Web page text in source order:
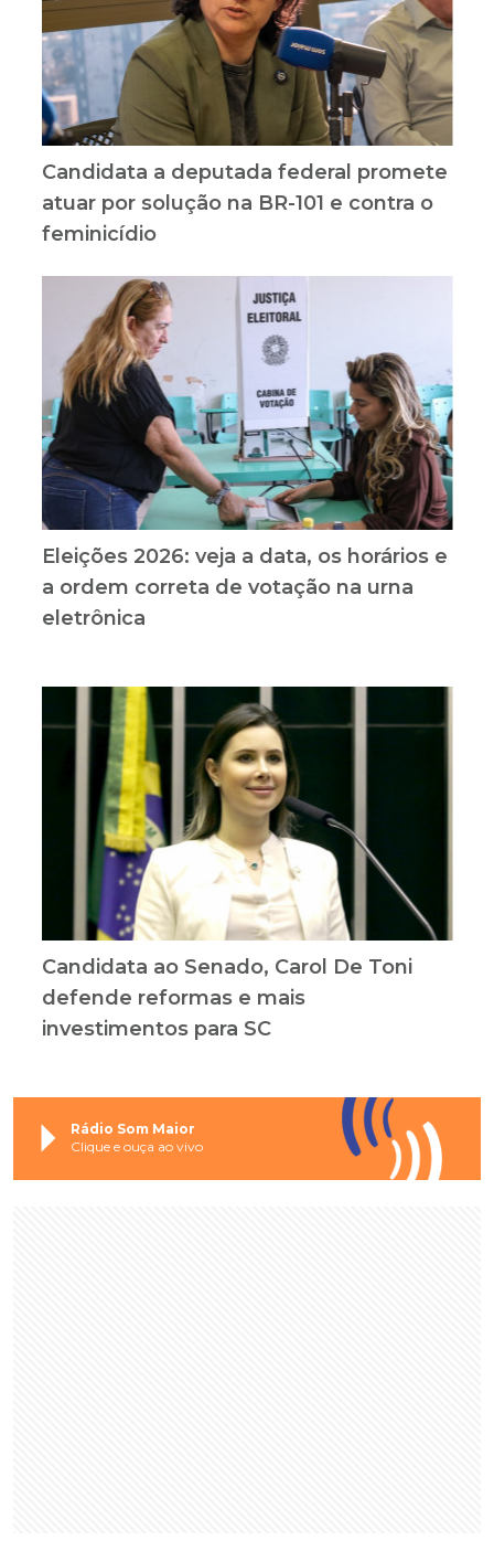
Candidata a deputada federal promete
atuar por solução na BR-101 e contra o
feminicídio
Eleições 2026: veja a data, os horários e
a ordem correta de votação na urna
eletrônica
Candidata ao Senado, Carol De Toni
defende reformas e mais
investimentos para SC
Rádio Som Maior
Clique e ouça ao vivo